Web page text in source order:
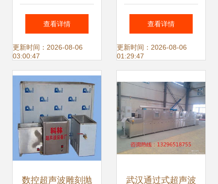
焊接方案 — 佛山
顺德佳姆信超声设
备
查看详情
更新时间：2026-08-06
03:00:47
广州市海珠区奥达
超声波设备厂的自
查看详情
更新时间：2026-08-06
01:29:47
数控超声波雕刻抛 武汉通过式超声波